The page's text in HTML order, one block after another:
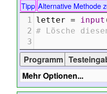
Tipp Alternative Methode
1 letter = input
2 # Lösche
3